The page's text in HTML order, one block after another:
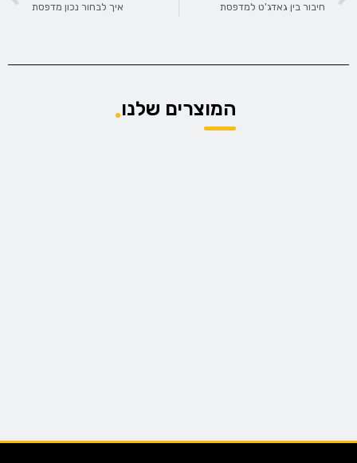
חיבור בין גאדג'ט למדפסת איך לבחור נכון מדפסת
המוצרים שלנו